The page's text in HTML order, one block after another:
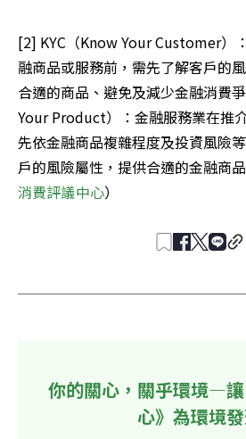
[2] KYC（Know Your Customer）
融商品或服務前，需先了解客戶的
合適的商品、避免及減少金融消費
Your Product）：金融服務業在推
先依金融商品複雜程度及投資風險
戶的風險屬性，提供合適的金融商
消費評議中心）
你的關心，關乎環境—
心》為環境